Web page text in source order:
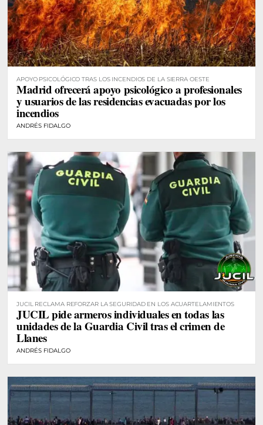
APOYO PSICOLÓGICO TRAS LOS INCENDIOS DE LA SIERRA OESTE
Madrid ofrecerá apoyo psicológico a profesionales
y usuarios de las residencias evacuadas por los
incendios
ANDRÉS FIDALGO
JUCIL RECLAMA REFORZAR LA SEGURIDAD EN LOS ACUARTELAMIENTOS
JUCIL pide armeros individuales en todas las
unidades de la Guardia Civil tras el crimen de
Llanes
ANDRÉS FIDALGO